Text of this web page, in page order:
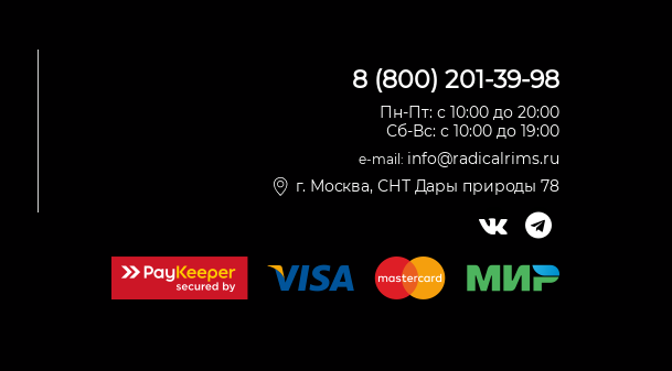
8 (800) 201-39-98
Пн-Пт: с 10:00 до 20:00
Сб-Вс: с 10:00 до 19:00
e-mail: info@radicalrims.ru
г. Москва, СНТ Дары природы 78